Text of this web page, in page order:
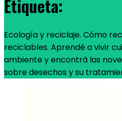
Etiqueta:
Ecología y reciclaje. Cómo
reciclables. Aprendé a vivir
ambiente y encontrá las
sobre desechos y su